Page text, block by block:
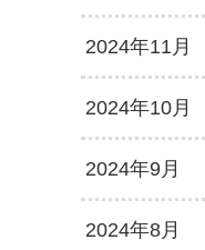
2024年11月
2024年10月
2024年9月
2024年8月